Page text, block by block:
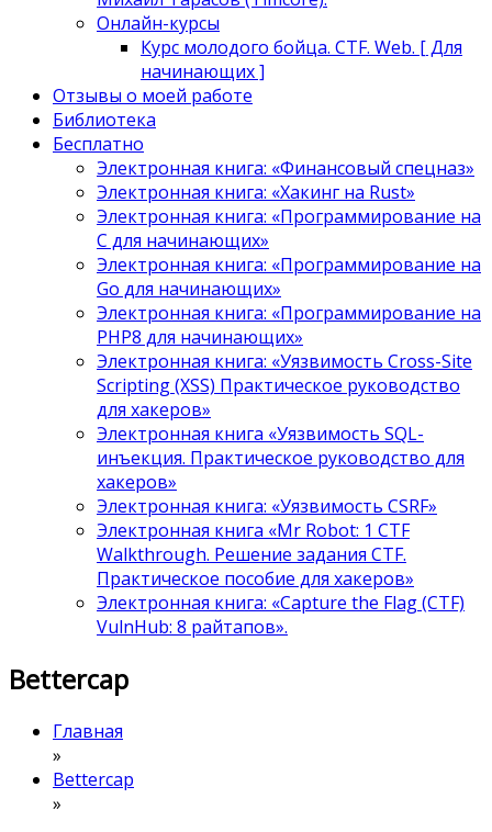
Онлайн-курсы
Курс молодого бойца. CTF. Web. [ Для
начинающих ]
Отзывы о моей работе
Библиотека
Бесплатно
Электронная книга: «Финансовый спецназ»
Электронная книга: «Хакинг на Rust»
Электронная книга: «Программирование на
C для начинающих»
Электронная книга: «Программирование на
Go для начинающих»
Электронная книга: «Программирование на
PHP8 для начинающих»
Электронная книга: «Уязвимость Cross-Site
Scripting (XSS) Практическое руководство
для хакеров»
Электронная книга «Уязвимость SQL-
инъекция. Практическое руководство для
хакеров»
Электронная книга: «Уязвимость CSRF»
Электронная книга «Mr Robot: 1 CTF
Walkthrough. Решение задания CTF.
Практическое пособие для хакеров»
Электронная книга: «Capture the Flag (CTF)
VulnHub: 8 райтапов».
Bettercap
Главная
»
Bettercap
»